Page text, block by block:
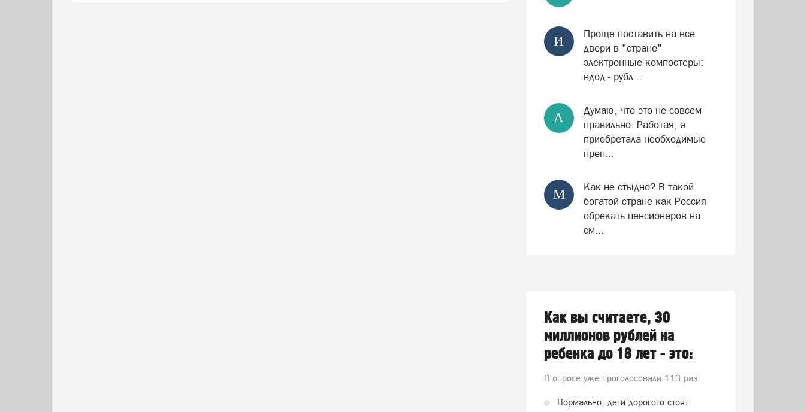
И
Проще поставить на все
двери в "стране"
электронные компостеры:
вдод - рубл...
А
Думаю, что это не совсем
правильно. Работая, я
приобретала необходимые
преп...
М
Как не стыдно? В такой
богатой стране как Россия
обрекать пенсионеров на
см...
Как вы считаете, 30
миллионов рублей на
ребенка до 18 лет - это:
В опросе уже проголосовали 113 раз
Нормально, дети дорогого стоят